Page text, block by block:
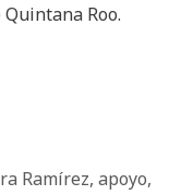
Roo.
Ramírez, apoyo,